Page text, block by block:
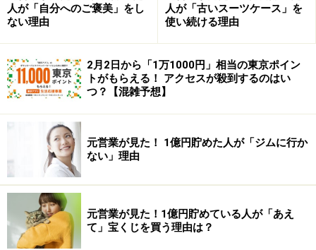
のでは？
このように、買いだめは安く買えるメリットだけでな
く、保管場所が必要になるというデメリットもあるわけ
です。
他にも、状況が変わって使わなくなったり、劣化して使
えなくなったりするケースも。それではいくら安く買っ
たとしても“損”になってしまうことも……。せっかく買っ
たものを捨てることになれば、もったいないですよね。
使い切れないようなら、最初から適量を買っておくのが
人が「自分へのご褒美」をし
ない理由
人が「古いスーツケース」を
使い続ける理由
2月2日から「1万1000円」相当の東京ポイン
トがもらえる！ アクセスが殺到するのはい
つ？【混雑予想】
元営業が見た！ 1億円貯めた人が「ジムに行か
ない」理由
元営業が見た！1億円貯めている人が「あえ
て」宝くじを買う理由は？